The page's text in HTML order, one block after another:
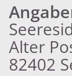
Alter
82402